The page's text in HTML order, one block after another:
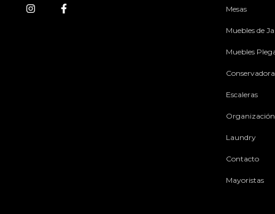
Mesas
Muebles de
Muebles
Escaleras
Organización
Laundry
Contacto
Mayoristas